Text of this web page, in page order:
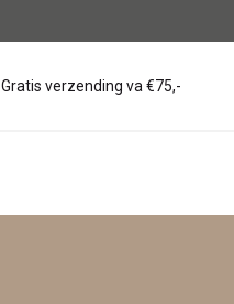
Gratis verzending va €75,-